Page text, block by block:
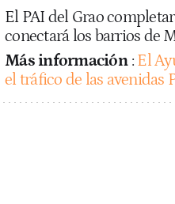
El PAI del Grao
conectará los barrios de
Más información : El
el tráfico de las avenidas